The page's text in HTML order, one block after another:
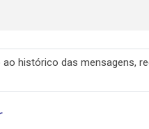
histórico das mensagens,